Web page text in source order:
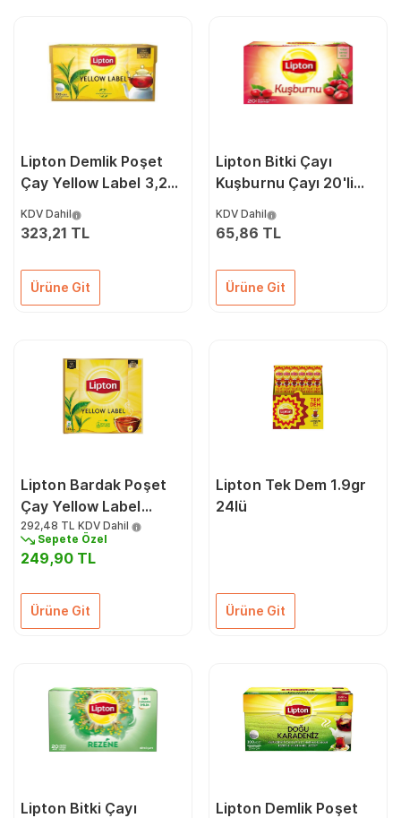
Lipton Demlik Poşet
Çay Yellow Label 3,2
69765867
KDV Dahil
323,21 TL
Ürüne Git
Lipton Bitki Çayı
Kuşburnu Çayı 20'li
KDV Dahil
65,86 TL
Ürüne Git
Lipton Bardak Poşet
Çay Yellow Label
2Grx100'lü
292,48 TL KDV Dahil
Sepete Özel
249,90 TL
Ürüne Git
Lipton Tek Dem 1.9gr
24lü
Ürüne Git
Lipton Bitki Çayı Lipton Demlik Poşet